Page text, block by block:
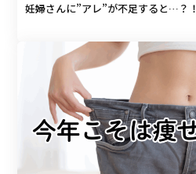
妊婦さんに”アレ”が不足すると…？！